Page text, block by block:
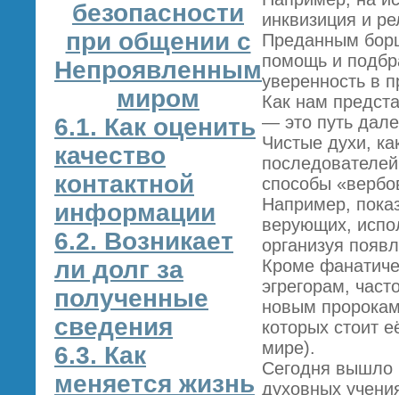
безопасности
при общении с
Непроявленным
миром
6.1. Как оценить
качество
контактной
информации
6.2. Возникает
ли долг за
полученные
сведения
6.3. Как
меняется жизнь
инквизиция и
Преданным
помощь и
уверенность в
Как нам
— это путь
Чистые духи,
способы
Например,
верующих,
организуя
Кроме
эгрегорам,
новым
которых стоит
мире).
Сегодня вышло
духовных